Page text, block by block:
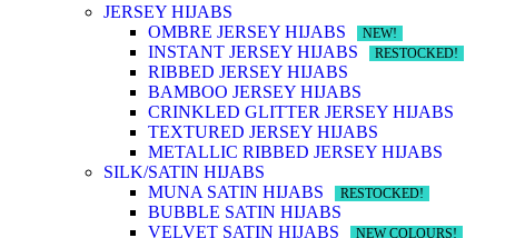
JERSEY HIJABS
OMBRE JERSEY HIJABS
NEW!
INSTANT JERSEY HIJABS RESTOCKED!
RIBBED JERSEY HIJABS
BAMBOO JERSEY HIJABS
CRINKLED GLITTER JERSEY HIJABS
TEXTURED JERSEY HIJABS
METALLIC RIBBED JERSEY HIJABS
SILK/SATIN HIJABS
MUNA SATIN HIJABS
RESTOCKED!
BUBBLE SATIN HIJABS
VELVET SATIN HIJABS
NEW COLOURS!